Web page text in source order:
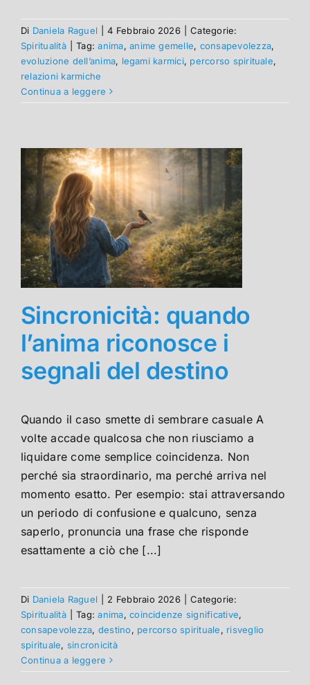
Di Daniela Raguel 4 Febbraio 2026
Categorie:
Spiritualità
Tag:anima,anime gemelle, consapevolezza,
evoluzione dell’anima, legami karmici, percorso spirituale,
relazioni karmiche
Continua a leggere
Sincronicità: quando
l’anima riconosce i
segnali del destino
Quando il caso smette di sembrare casuale A
volte accade qualcosa che non riusciamo a
liquidare come semplice coincidenza. Non
perché sia straordinario, ma perché arriva nel
momento esatto. Per esempio: stai attraversando
un periodo di confusione e qualcuno, senza
saperlo, pronuncia una frase che risponde
esattamente a ciò che [...]
Di Daniela Raguel 2 Febbraio 2026
Categorie:
Spiritualità
Tag:anima,coincidenze significative,
consapevolezza, destino, percorso spirituale, risveglio
spirituale, sincronicità
Continua a leggere